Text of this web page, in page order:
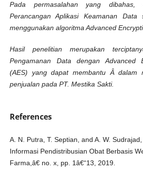
Pada permasalahan yang dibahas,
Perancangan Aplikasi Keamanan Data
menggunakan algoritma Advanced
Hasil penelitian merupakan
Pengamanan Data dengan Advanced
(AES) yang dapat membantu Â dalam
penjualan pada PT. Mestika Sakti.
References
A. N. Putra, T. Septian, and A. W.
Informasi Pendistribusian Obat Berbasis
Farma,â€ no. x, pp. 1â€“13, 2019.